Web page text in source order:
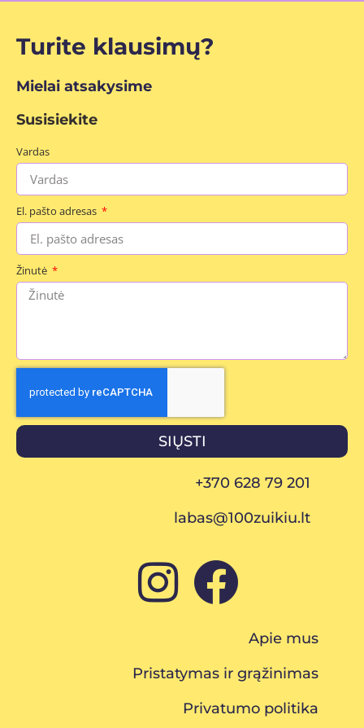
Turite klausimų?
Mielai atsakysime
Susisiekite
Vardas
El. pašto adresas
Žinutė
SIŲSTI
+370 628 79 201
labas@100zuikiu.lt
Apie mus
Pristatymas ir grąžinimas
Privatumo politika